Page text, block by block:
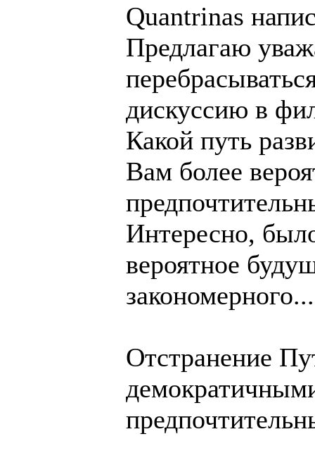
Quantrinas
Предлагаю
дискуссию в
Какой путь
Вам более
Интересно,
вероятное
закономерного...
Отстранение